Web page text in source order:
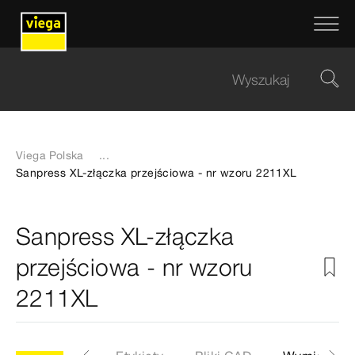
Viega Polska
...
Sanpress XL-złączka przejściowa - nr wzoru 2211XL
Sanpress XL-złączka
przejściowa - nr wzoru
2211XL